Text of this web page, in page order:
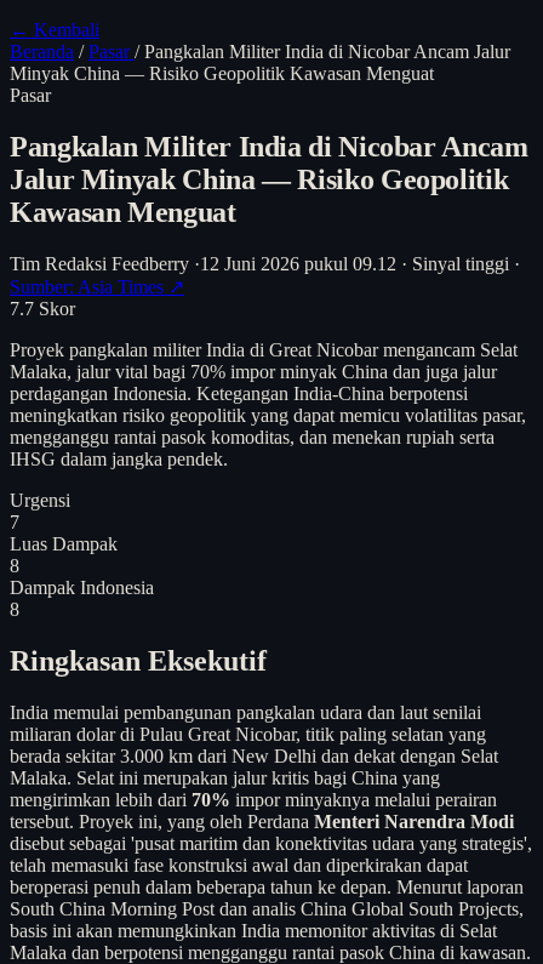
← Kembali
Beranda / Pasar/ Pangkalan Militer India di Nicobar Ancam Jalur
Minyak China — Risiko Geopolitik Kawasan Menguat
Pasar
Pangkalan Militer India di Nicobar Ancam
Jalur Minyak China — Risiko Geopolitik
Kawasan Menguat
Tim Redaksi Feedberry ·12 Juni 2026 pukul 09.12 · Sinyal tinggi ·
Sumber: Asia Times ↗
7.7 Skor
Proyek pangkalan militer India di Great Nicobar mengancam Selat
Malaka, jalur vital bagi 70% impor minyak China dan juga jalur
perdagangan Indonesia. Ketegangan India-China berpotensi
meningkatkan risiko geopolitik yang dapat memicu volatilitas pasar,
mengganggu rantai pasok komoditas, dan menekan rupiah serta
IHSG dalam jangka pendek.
Urgensi
7
Luas Dampak
8
Dampak Indonesia
8
Ringkasan Eksekutif
India memulai pembangunan pangkalan udara dan laut senilai
miliaran dolar di Pulau Great Nicobar, titik paling selatan yang
berada sekitar 3.000 km dari New Delhi dan dekat dengan Selat
Malaka. Selat ini merupakan jalur kritis bagi China yang
mengirimkan lebih dari 70% impor minyaknya melalui perairan
tersebut. Proyek ini, yang oleh Perdana Menteri Narendra Modi
disebut sebagai 'pusat maritim dan konektivitas udara yang strategis',
telah memasuki fase konstruksi awal dan diperkirakan dapat
beroperasi penuh dalam beberapa tahun ke depan. Menurut laporan
South China Morning Post dan analis China Global South Projects,
basis ini akan memungkinkan India memonitor aktivitas di Selat
Malaka dan berpotensi mengganggu rantai pasok China di kawasan.